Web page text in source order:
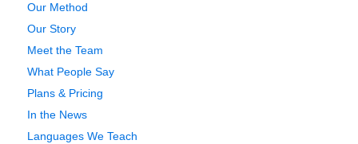
Our Method
Our Story
Meet the Team
What People Say
Plans & Pricing
In the News
Languages We Teach